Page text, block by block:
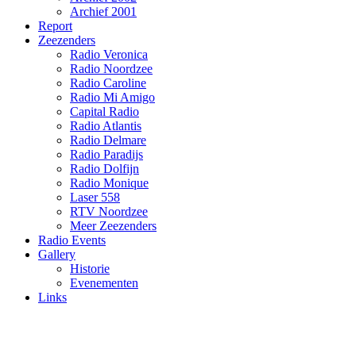
Archief 2001
Report
Zeezenders
Radio Veronica
Radio Noordzee
Radio Caroline
Radio Mi Amigo
Capital Radio
Radio Atlantis
Radio Delmare
Radio Paradijs
Radio Dolfijn
Radio Monique
Laser 558
RTV Noordzee
Meer Zeezenders
Radio Events
Gallery
Historie
Evenementen
Links